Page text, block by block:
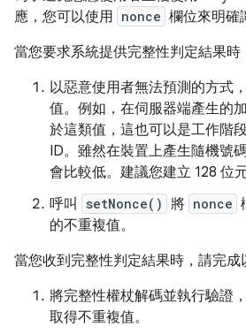
應，您可以使用 nonce 欄位來明確
當您要求系統提供完整性判定結果時
以惡意使用者無法預測的方式
值。例如，在伺服器端產生的
於這類值，這也可以是工作階
ID。雖然在裝置上產生隨機號
會比較低。建議您建立 128 位
呼叫
setNonce() 將 nonce
的不重複值。
當您收到完整性判定結果時，請完成
將完整性權杖解碼並執行驗證
取得不重複值。